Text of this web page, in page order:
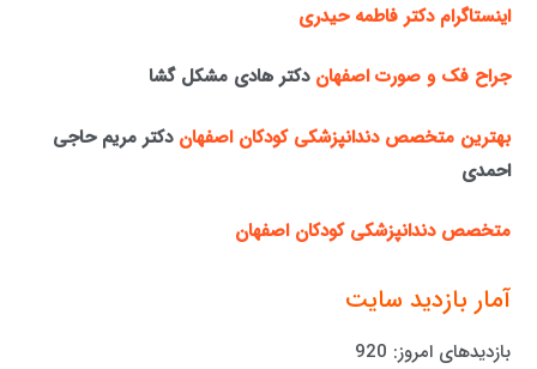
اینستاگرام دکتر فاطمه حیدری
جراح فک و صورت اصفهان دکتر هادی مشکل گشا
بهترین متخصص دندانپزشکی کودکان اصفهان دکتر مریم حاجی
احمدی
متخصص دندانپزشکی کودکان اصفهان
آمار بازدید سایت
بازدیدهای امروز: 920